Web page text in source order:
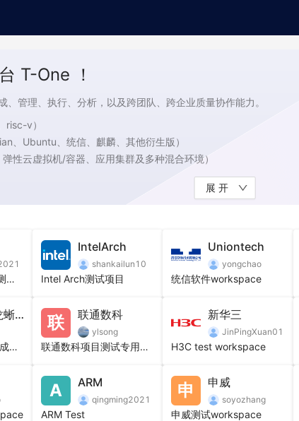
T-One ！
管理、执行、分析，以及跨团队、跨企业质量协作能力。
risc-v）
、Ubuntu、统信、麒麟、其他衍生版）
性云虚拟机/容器、应用集群及多种混合环境）
多维度数据分析能力
灵活的聚合型基线、指标跟踪模型
时序分析、对比分析等数据分析能力
自动缺陷定位诊断能力
展开
OpenAnolis社区OS测试公共空间，欢迎合作共建
IntelArch
shankailun10
Intel Arch测试项目
Uniontech
yongchao
统信软件workspace
浪潮信息龙蜥联合实验室
浪潮信息与龙蜥社区成立的开源实验室
联 联通数科
ylsong
联通数科项目测试专用空间
新华三
JinPingXuan01
H3C test workspace
A ARM
qingming2021
ARM Test
申 申威
soyozhang
申威测试workspace